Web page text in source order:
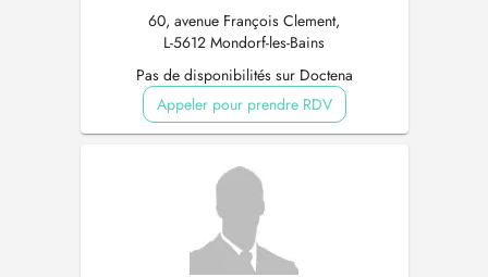
60, avenue François Clement,
L-5612 Mondorf-les-Bains
Pas de disponibilités sur Doctena
Appeler pour prendre RDV